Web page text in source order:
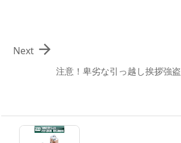
注意！卑劣な引っ越し挨拶強盗

Next